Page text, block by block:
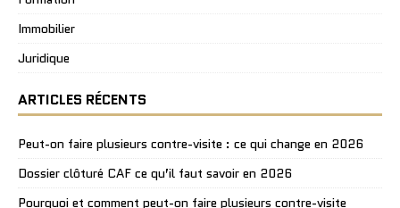
Immobilier
Juridique
ARTICLES RÉCENTS
Peut-on faire plusieurs contre-visite : ce qui change en 2026
Dossier clôturé CAF ce qu’il faut savoir en 2026
Pourquoi et comment peut-on faire plusieurs contre-visite